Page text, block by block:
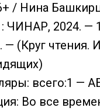
/ Нина
ЧИНАР, 2024. —
— (Круг чтения.
всего:1 —
Во все